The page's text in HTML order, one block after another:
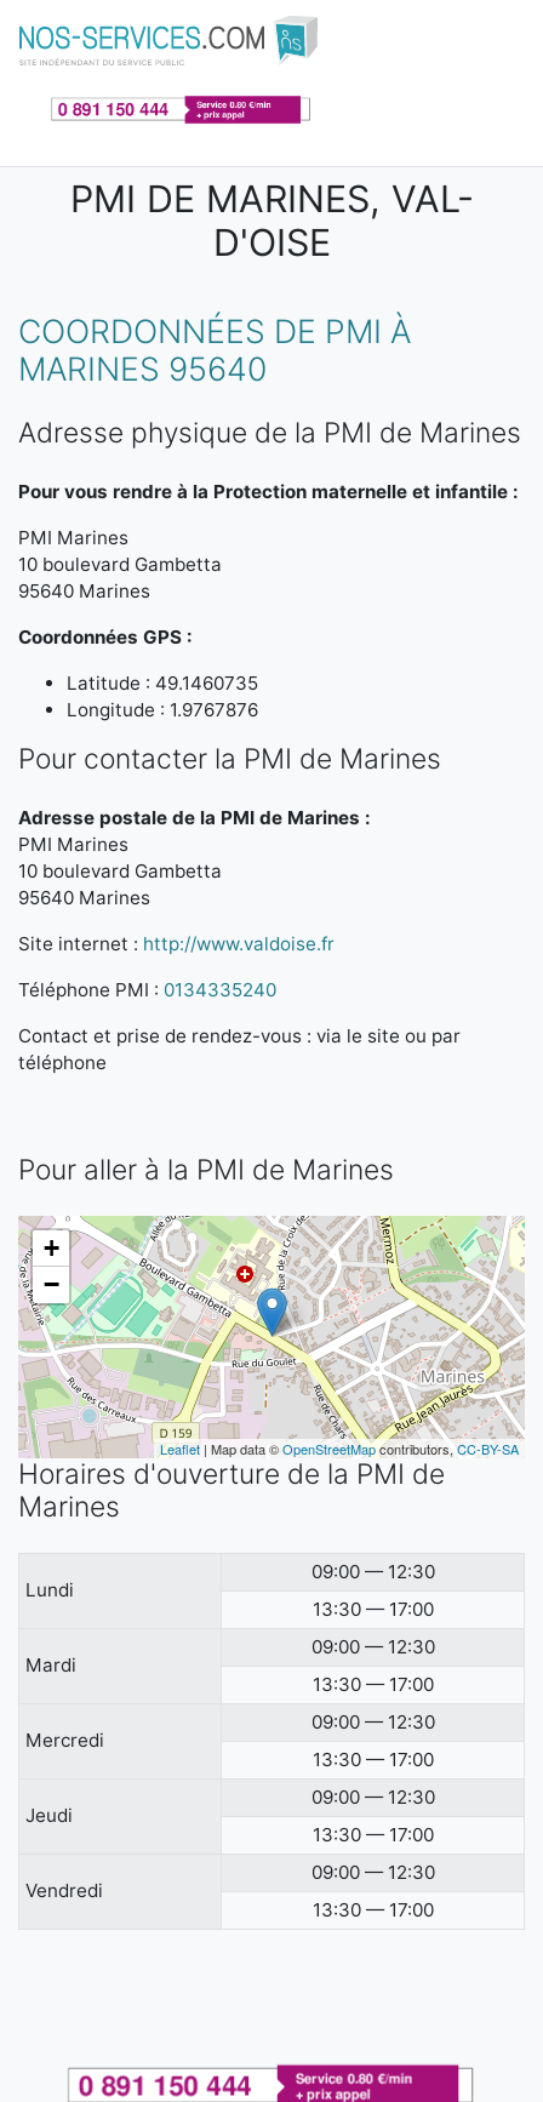
Aller au contenu principal
PMI DE MARINES, VAL-
D'OISE
COORDONNÉES DE PMI À
MARINES 95640
Adresse physique de la PMI de Marines
Pour vous rendre à la Protection maternelle et infantile :
PMI Marines
10 boulevard Gambetta
95640 Marines
Coordonnées GPS :
Latitude : 49.1460735
Longitude : 1.9767876
Pour contacter la PMI de Marines
Adresse postale de la PMI de Marines :
PMI Marines
10 boulevard Gambetta
95640 Marines
Site internet : http://www.valdoise.fr
Téléphone PMI : 0134335240
Contact et prise de rendez-vous : via le site ou par
téléphone
Pour aller à la PMI de Marines
+
−
Leaflet | Map data ©OpenStreetMapcontributors,CC-BY-SA
Horaires d'ouverture de la PMI de
Marines
Lundi
09:00 — 12:30
13:30 — 17:00
Mardi
09:00 — 12:30
13:30 — 17:00
Mercredi
09:00 — 12:30
13:30 — 17:00
Jeudi
09:00 — 12:30
13:30 — 17:00
Vendredi
09:00 — 12:30
13:30 — 17:00